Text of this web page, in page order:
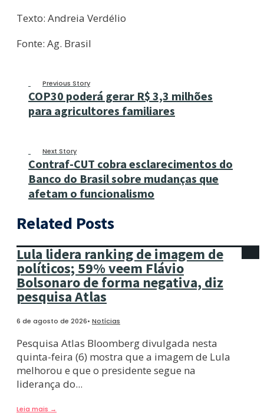
Texto: Andreia Verdélio
Fonte: Ag. Brasil
Previous Story
COP30 poderá gerar R$ 3,3 milhões
para agricultores familiares
Next Story
Contraf-CUT cobra esclarecimentos do
Banco do Brasil sobre mudanças que
afetam o funcionalismo
Related Posts
Lula lidera ranking de imagem de
políticos; 59% veem Flávio
Bolsonaro de forma negativa, diz
pesquisa Atlas
6 de agosto de 2026• Notícias
Pesquisa Atlas Bloomberg divulgada nesta
quinta-feira (6) mostra que a imagem de Lula
melhorou e que o presidente segue na
liderança do...
Leia mais →